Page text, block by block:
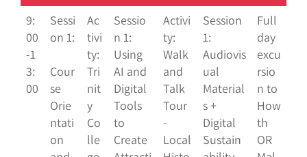
9:
00
-1
3:
00
Sessi
on 1:
Cour
se
Orie
ntati
on
Ac
tivi
ty:
Tri
nit
y
Co
lle
Sessio
n 1:
Using
AI and
Digital
Tools
to
Create
Activi
ty:
Walk
and
Talk
Tour
-
Local
Session
1:
Audiovis
ual
Material
s +
Digital
Sustain
Full
day
excu
rsio
n to
How
th
OR